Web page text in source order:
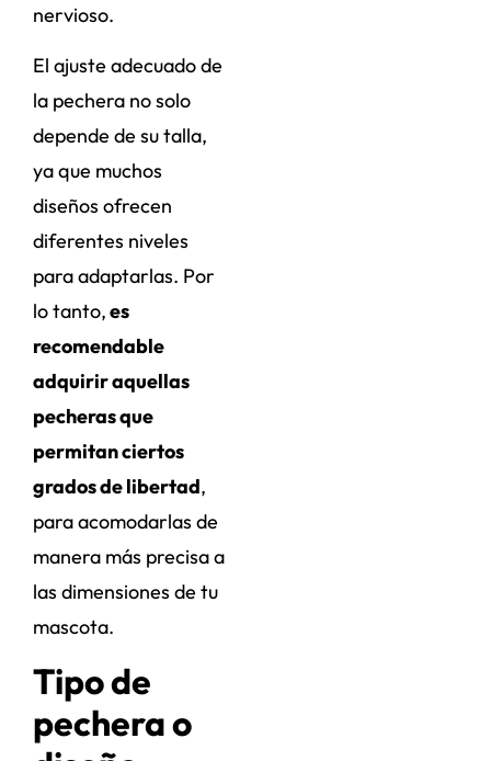
nervioso.
El ajuste adecuado de
la pechera no solo
depende de su talla,
ya que muchos
diseños ofrecen
diferentes niveles
para adaptarlas. Por
lo tanto,es
recomendable
adquirir aquellas
pecheras que
permitan ciertos
grados de libertad,
para acomodarlas de
manera más precisa a
las dimensiones de tu
mascota.
Tipo de
pechera o